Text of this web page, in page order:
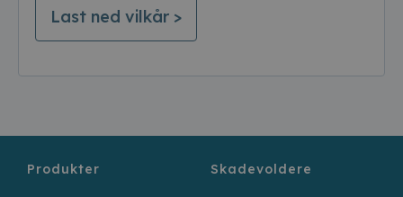
Last ned vilkår >
Produkter Skadevoldere